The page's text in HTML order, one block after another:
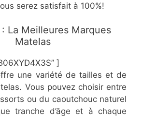
serez satisfait à 100%!
: La Meilleures Marques
Matelas
]
une variété de tailles et de
Vous pouvez choisir entre
ou du caoutchouc naturel
tranche d’âge et à chaque